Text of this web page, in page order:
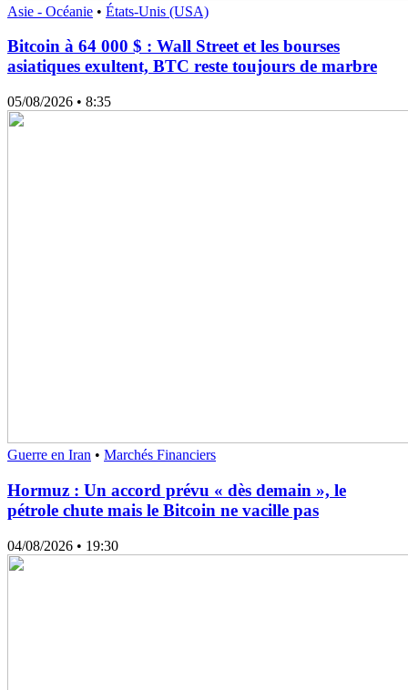
Asie - Océanie • États-Unis (USA)
Bitcoin à 64 000 $ : Wall Street et les bourses
asiatiques exultent, BTC reste toujours de marbre
05/08/2026 • 8:35
Guerre en Iran • Marchés Financiers
Hormuz : Un accord prévu « dès demain », le
pétrole chute mais le Bitcoin ne vacille pas
04/08/2026 • 19:30